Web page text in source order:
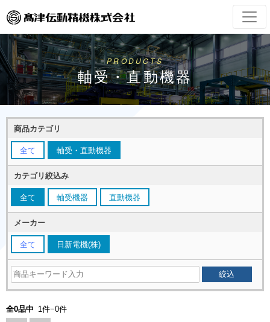
PRODUCTS
軸受・直動機器
商品カテゴリ
全て 軸受・直動機器
カテゴリ絞込み
全て 軸受機器 直動機器
メーカー
全て 日新電機(株)
全0品中 1件−0件